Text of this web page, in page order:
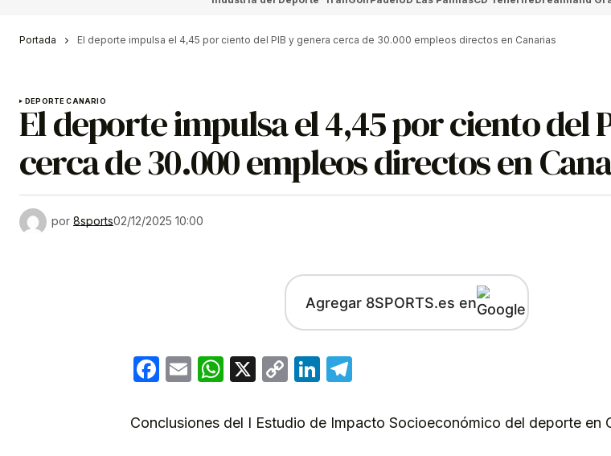
Portada El deporte impulsa el 4,45 por ciento del PIB y genera cerca de 30.000 empleos directos en Canarias
DEPORTE CANARIO
El deporte impulsa el 4,45 por ciento del
cerca de 30.000 empleos directos en
por 8sports02/12/2025 10:00
Agregar 8SPORTS.es en
Facebook
EmailWhatsApp
X
CopyLinkedIn
Conclusiones del I Estudio de Impacto Socioeconómico del deporte en